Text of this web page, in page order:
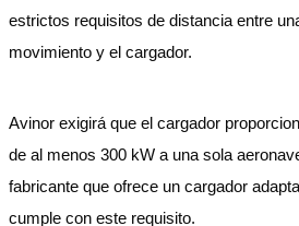
estrictos requisitos de distancia entre
movimiento y el cargador.
Avinor exigirá que el cargador
de al menos 300 kW a una sola
fabricante que ofrece un cargador
cumple con este requisito.